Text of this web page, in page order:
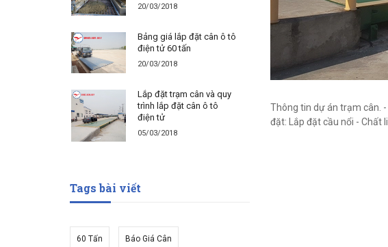
20/03/2018
Bảng giá lắp đặt cân ô tô
điện tử 60 tấn
20/03/2018
Lắp đặt trạm cân và quy
trình lắp đặt cân ô tô
điện tử
05/03/2018
Tags bài viết
60 Tấn Báo Giá Cân
Thông tin dự án trạm cân. -
đặt: Lắp đặt cầu nổi - Chất